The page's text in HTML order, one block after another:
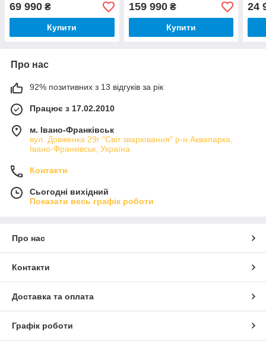
69 990 ₴
Купити
159 990₴
Купити
24
Про нас
92% позитивних з 13 відгуків за рік
Працює з 17.02.2010
м. Івано-Франківськ
вул. Довженка 29г "Світ зварювання" р-н Аквапарка,
Івано-Франківськ, Україна
Контакти
Сьогодні вихідний
Показати весь графік роботи
Про нас
Контакти
Доставка та оплата
Графік роботи